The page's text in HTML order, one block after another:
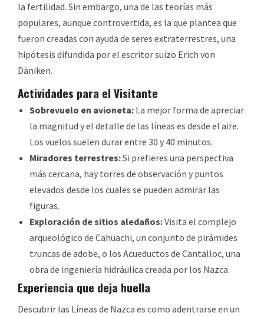
la fertilidad. Sin embargo, una de las teorías más
populares, aunque controvertida, es la que plantea que
fueron creadas con ayuda de seres extraterrestres, una
hipótesis difundida por el escritor suizo Erich von
Däniken.
Actividades para el Visitante
Sobrevuelo en avioneta: La mejor forma de apreciar
la magnitud y el detalle de las líneas es desde el aire.
Los vuelos suelen durar entre 30 y 40 minutos.
Miradores terrestres:Si prefieres una perspectiva
más cercana, hay torres de observación y puntos
elevados desde los cuales se pueden admirar las
figuras.
Exploración de sitios aledaños:Visita el complejo
arqueológico de Cahuachi, un conjunto de pirámides
truncas de adobe, o los Acueductos de Cantalloc, una
obra de ingeniería hidráulica creada por los Nazca.
Experiencia que deja huella
Descubrir las Líneas de Nazca es como adentrarse en un